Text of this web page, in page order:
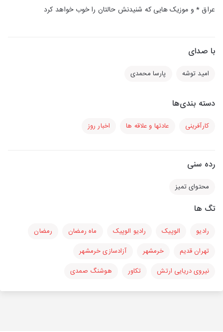
عراق * و موزیک هایی که شنیدنش حالتان را خوب خواهد کرد
با صدای
امید توشه پارسا محمدی
دسته بندی‌ها
کارآفرینی عادتها و علاقه ها اخبار روز
رده سنی
محتوای تمیز
تگ ها
رادیو الوپیک رادیو الوپیک ماه رمضان
رمضان
تهران قدیم
خرمشهر
آزادسازی خرمشهر
نیروی دریایی ارتش
تکاور هوشنگ صمدی